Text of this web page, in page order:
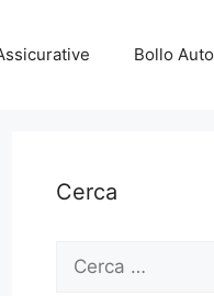
Bollo Auto
Cerca
Ricerca